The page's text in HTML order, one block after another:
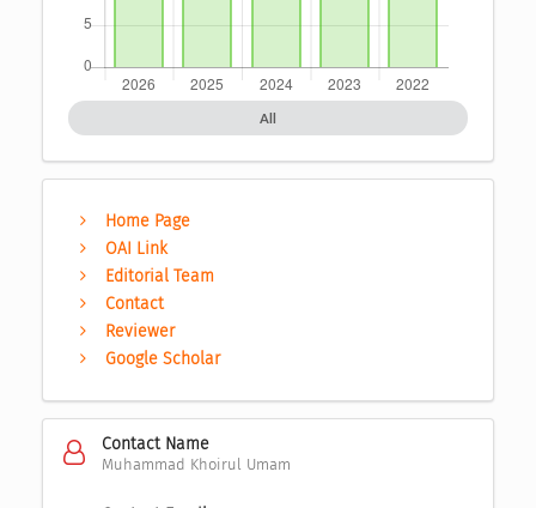
All
Home Page
OAI Link
Editorial Team
Contact
Reviewer
Google Scholar
Contact Name
Muhammad Khoirul Umam